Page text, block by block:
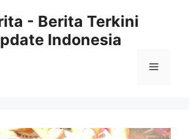
- Berita Terkini
Indonesia
Menu